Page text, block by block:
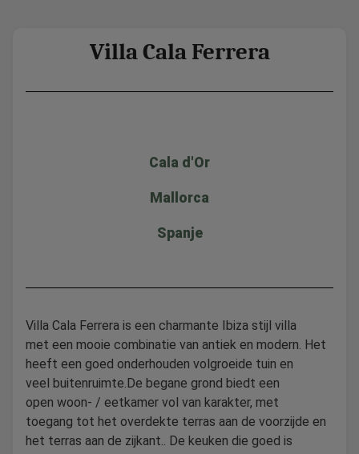
Villa Cala Ferrera
Cala d'Or
Mallorca
Spanje
Villa Cala Ferrera is een charmante Ibiza stijl villa
met een mooie combinatie van antiek en modern. Het
heeft een goed onderhouden volgroeide tuin en
veel buitenruimte.De begane grond biedt een
open woon- / eetkamer vol van karakter, met
toegang tot het overdekte terras aan de voorzijde en
het terras aan de zijkant.. De keuken die goed is